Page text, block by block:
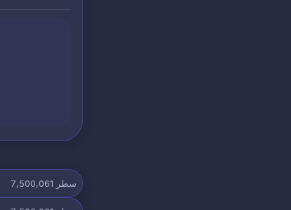
7,500,061 سطر